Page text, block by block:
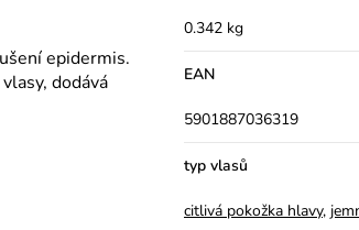
epidermis.
dodává
0.342 kg
EAN
5901887036319
typ vlasů
citlivá pokožka hlavy,